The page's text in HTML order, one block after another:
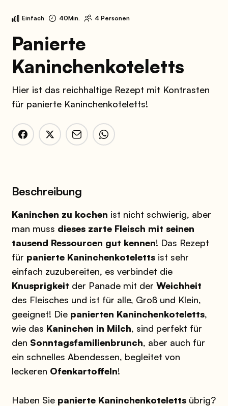
Einfach 40Min. 4 Personen
Panierte
Kaninchenkoteletts
Hier ist das reichhaltige Rezept mit Kontrasten
für panierte Kaninchenkoteletts!
Beschreibung
Kaninchen zu kochen ist nicht schwierig, aber
man muss dieses zarte Fleisch mit seinen
tausend Ressourcen gut kennen! Das Rezept
für panierte Kaninchenkotelettsist sehr
einfach zuzubereiten, es verbindet die
Knusprigkeit der Panade mit der Weichheit
des Fleisches und ist für alle, Groß und Klein,
geeignet! Die panierten Kaninchenkoteletts,
wie das Kaninchen in Milch, sind perfekt für
den Sonntagsfamilienbrunch, aber auch für
ein schnelles Abendessen, begleitet von
leckeren Ofenkartoffeln!
Haben Sie panierte Kaninchenkotelettsübrig?